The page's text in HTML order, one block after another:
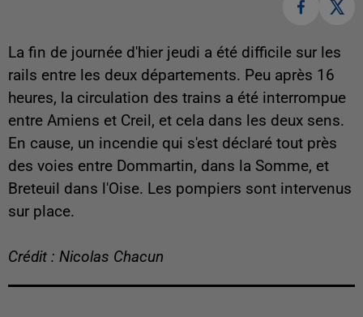
La fin de journée d'hier jeudi a été difficile sur les
rails entre les deux départements. Peu après 16
heures, la circulation des trains a été interrompue
entre Amiens et Creil, et cela dans les deux sens.
En cause, un incendie qui s'est déclaré tout près
des voies entre Dommartin, dans la Somme, et
Breteuil dans l'Oise. Les pompiers sont intervenus
sur place.
Crédit : Nicolas Chacun